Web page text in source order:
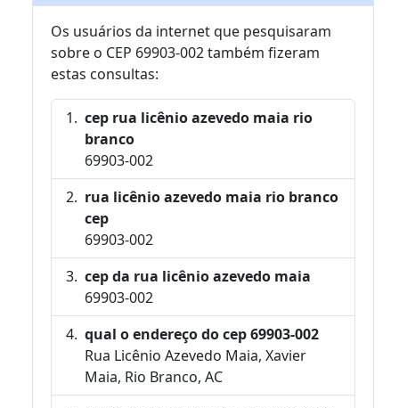
Os usuários da internet que pesquisaram
sobre o CEP 69903-002 também fizeram
estas consultas:
cep rua licênio azevedo maia rio
branco
69903-002
rua licênio azevedo maia rio branco
cep
69903-002
cep da rua licênio azevedo maia
69903-002
qual o endereço do cep 69903-002
Rua Licênio Azevedo Maia, Xavier
Maia, Rio Branco, AC